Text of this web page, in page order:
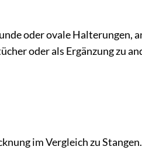
oder ovale Halterungen,
oder als Ergänzung zu
im Vergleich zu Stangen.